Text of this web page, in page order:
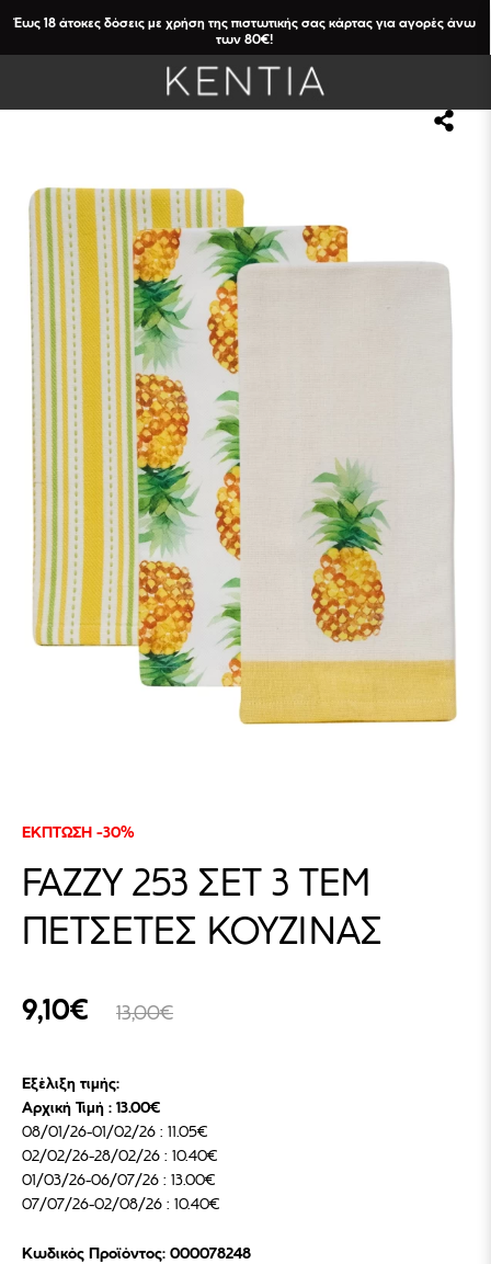
ΕΚΠΤΩΣΗ -30%
FAZZY 253 ΣΕΤ 3 ΤΕΜ
ΠΕΤΣΕΤΕΣ ΚΟΥΖΙΝΑΣ
9,10€ 13,00€
Εξέλιξη τιμής:
Αρχική Τιμή : 13.00€
08/01/26-01/02/26 : 11.05€
02/02/26-28/02/26 : 10.40€
01/03/26-06/07/26 : 13.00€
07/07/26-02/08/26 : 10.40€
Κωδικός Προϊόντος: 000078248
Έως 18 άτοκες δόσεις με χρήση της πιστωτικής σας κάρτας για αγορές άνω
των 80€!